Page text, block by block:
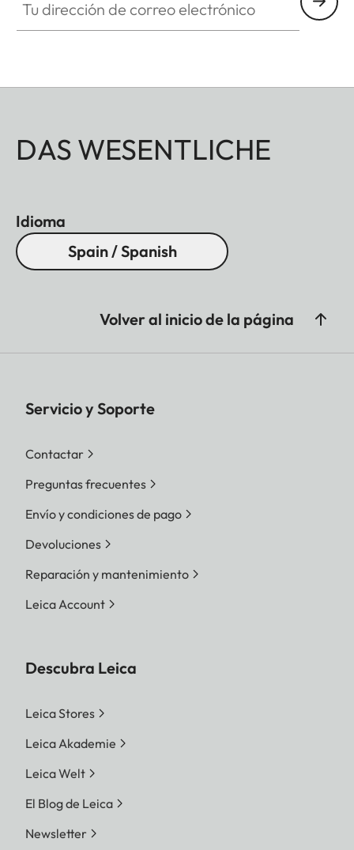
DAS WESENTLICHE
Idioma
Spain / Spanish
Volver al inicio de la página
Servicio y Soporte
Contactar
Preguntas frecuentes
Envío y condiciones de pago
Devoluciones
Reparación y mantenimiento
Leica Account
Descubra Leica
Leica Stores
Leica Akademie
Leica Welt
El Blog de Leica
Newsletter